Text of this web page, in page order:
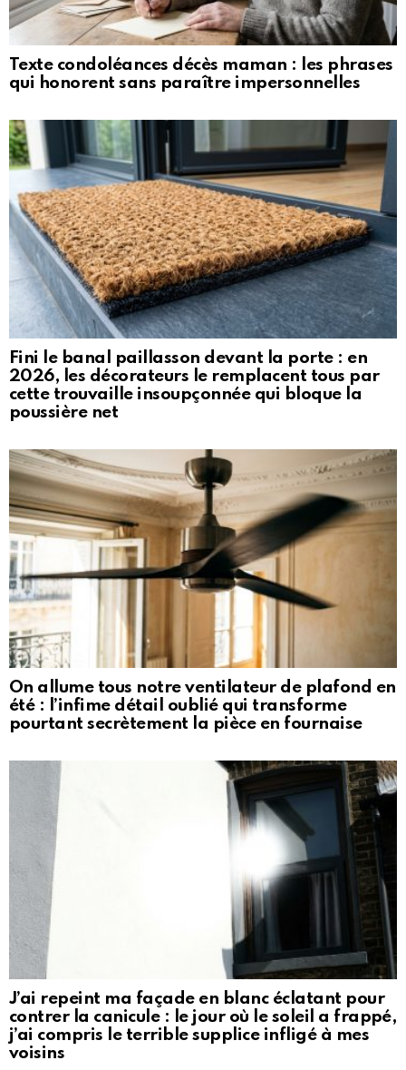
Texte condoléances décès maman : les phrases
qui honorent sans paraître impersonnelles
Fini le banal paillasson devant la porte : en
2026, les décorateurs le remplacent tous par
cette trouvaille insoupçonnée qui bloque la
poussière net
On allume tous notre ventilateur de plafond en
été : l’infime détail oublié qui transforme
pourtant secrètement la pièce en fournaise
J’ai repeint ma façade en blanc éclatant pour
contrer la canicule : le jour où le soleil a frappé,
j’ai compris le terrible supplice infligé à mes
voisins